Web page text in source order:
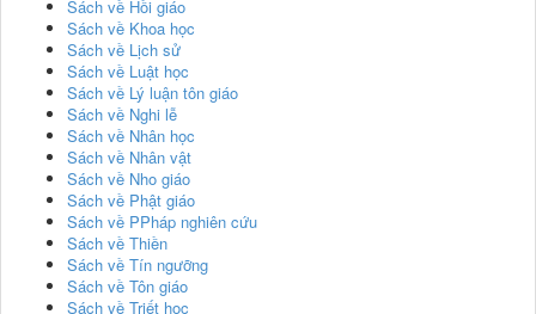
Sách về Hồi giáo
Sách về Khoa học
Sách về Lịch sử
Sách về Luật học
Sách về Lý luận tôn giáo
Sách về Nghi lễ
Sách về Nhân học
Sách về Nhân vật
Sách về Nho giáo
Sách về Phật giáo
Sách về PPháp nghiên cứu
Sách về Thiền
Sách về Tín ngưỡng
Sách về Tôn giáo
Sách về Triết học